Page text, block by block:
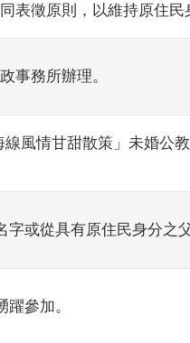
表徵原則，以維持原住民
事務所辦理。
風情甘甜散策」未婚公
或從具有原住民身分之
參加。